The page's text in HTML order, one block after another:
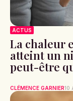
ACTUS
La chaleur
atteint un
peut-être
CLÉMENCE GARNIER10